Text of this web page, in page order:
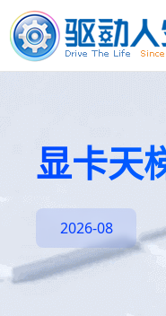
显卡天
2026-08